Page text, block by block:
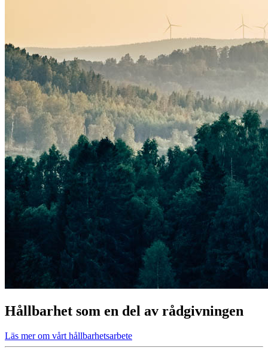
Hållbarhet som en del av rådgivningen
Läs mer om vårt hållbarhetsarbete